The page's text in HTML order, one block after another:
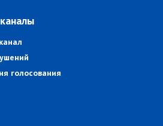
голосования